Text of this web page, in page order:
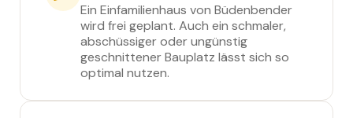
Ein Einfamilienhaus von Büdenbender
wird frei geplant. Auch ein schmaler,
abschüssiger oder ungünstig
geschnittener Bauplatz lässt sich so
optimal nutzen.